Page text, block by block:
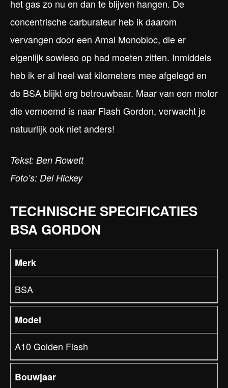
het gas zo nu en dan te blijven hangen. De
concentrische carburateur heb ik daarom
vervangen door een Amal Monobloc, die er
eigenlijk sowieso op had moeten zitten. Inmiddels
heb ik er al heel wat kilometers mee afgelegd en
de BSA blijkt erg betrouwbaar. Maar van een motor
die vernoemd is naar Flash Gordon, verwacht je
natuurlijk ook niet anders!
Tekst: Ben Rowett
Foto’s: Del Hickey
TECHNISCHE SPECIFICATIES
BSA GORDON
Merk
BSA
Model
A10 Golden Flash
Bouwjaar